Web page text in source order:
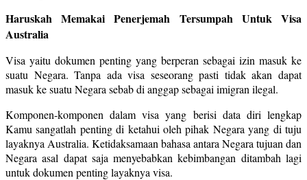
Haruskah Memakai Penerjemah Tersumpah Untuk Visa
Australia
Visa yaitu dokumen penting yang berperan sebagai izin masuk ke
suatu Negara. Tanpa ada visa seseorang pasti tidak akan dapat
masuk ke suatu Negara sebab di anggap sebagai imigran ilegal.
Komponen-komponen dalam visa yang berisi data diri lengkap
Kamu sangatlah penting di ketahui oleh pihak Negara yang di tuju
layaknya Australia. Ketidaksamaan bahasa antara Negara tujuan dan
Negara asal dapat saja menyebabkan kebimbangan ditambah lagi
untuk dokumen penting layaknya visa.